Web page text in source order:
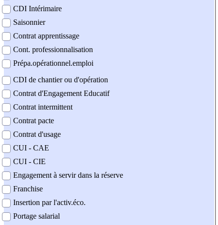
CDI Intérimaire
Saisonnier
Contrat apprentissage
Cont. professionnalisation
Prépa.opérationnel.emploi
CDI de chantier ou d'opération
Contrat d'Engagement Educatif
Contrat intermittent
Contrat pacte
Contrat d'usage
CUI - CAE
CUI - CIE
Engagement à servir dans la réserve
Franchise
Insertion par l'activ.éco.
Portage salarial